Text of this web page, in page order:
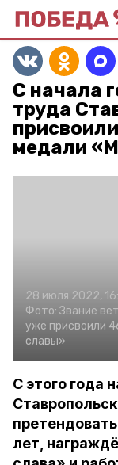
С начала
труда
медали
28 июля 2022,
Фото: Звание
уже присвоили
славы»
С этого года
лет,